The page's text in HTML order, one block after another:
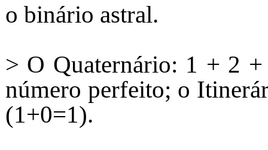
o binário astral.
> O Quaternário: 1 + 2
número perfeito; o
(1+0=1).